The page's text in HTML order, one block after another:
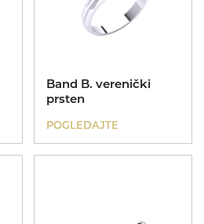
Band B. verenički
prsten
POGLEDAJTE